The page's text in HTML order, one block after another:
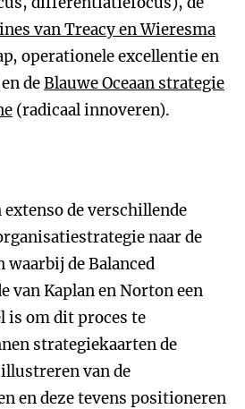
van Treacy en Wieresma
operationele excellentie en
deBlauwe Oceaan strategie
(radicaal innoveren).
extenso de verschillende
naar de
de Balanced
van Kaplan en Norton een
is om dit proces te
strategiekaarten de
van de
en deze tevens positioneren